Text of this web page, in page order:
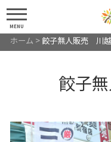
MENU
ホーム >餃子無人販売 川越
餃子